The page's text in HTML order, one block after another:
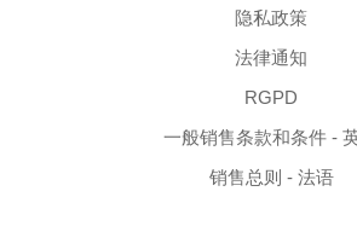
隐私政策
法律通知
RGPD
一般销售条款和条件 -
销售总则 - 法语